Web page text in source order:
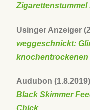
Usinger Anzeiger
weggeschnickt:
Audubon
Black Skimmer
Chick